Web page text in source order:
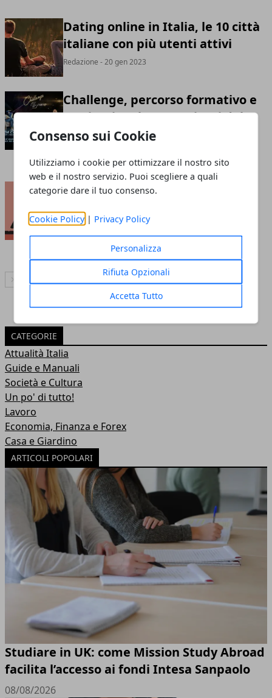
Consenso sui Cookie
Utilizziamo i cookie per ottimizzare il nostro sito
web e il nostro servizio. Puoi scegliere a quali
categorie dare il tuo consenso.
Cookie Policy | Privacy Policy
Personalizza
Rifiuta Opzionali
Accetta Tutto
Dating online in Italia, le 10 città
italiane con più utenti attivi
Redazione - 20 gen 2023
Challenge, percorso formativo e
motivazionale con 3 giorni dal
vivo
Come organizzare un evento di
sapere
Articolo Successivo
CATEGORIE
Attualità Italia
Guide e Manuali
Società e Cultura
Un po' di tutto!
Lavoro
Economia, Finanza e Forex
Casa e Giardino
ARTICOLI POPOLARI
Studiare in UK: come Mission Study Abroad
facilita l’accesso ai fondi Intesa Sanpaolo
08/08/2026